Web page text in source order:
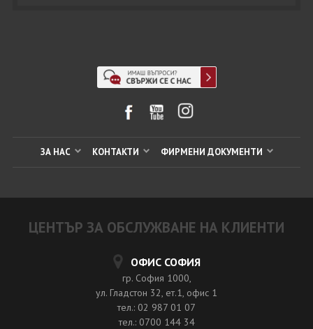
ЗА НАС КОНТАКТИ ФИРМЕНИ ДОКУМЕНТИ
ЦЕНТЪР ЗА ОБСЛУЖВАНЕ НА КЛИЕНТИ
ОФИС СОФИЯ
гр. София 1000,
ул. Гладстон 32, ет.1, офис 1
тел.: 02 987 01 07
тел.: 0700 144 34